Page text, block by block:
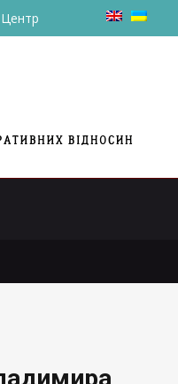
приобрести